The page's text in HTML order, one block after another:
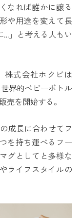
なれば誰かに譲る
や用途を変えて長
…」と考える人もい
株式会社ホクビは
界的ベビーボトル
を開始する。
成長に合わせてフ
を持ち運べるフー
グとしてと多様な
ライフスタイルの